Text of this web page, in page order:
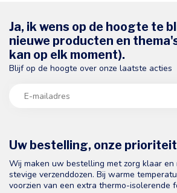
Uw bestelling, onze
Wij maken uw bestelling met zorg klaar en
stevige verzenddozen. Bij warme
voorzien van een extra thermo-isolerende
Ja, ik wens op de hoogte te
nieuwe producten en
kan op elk moment).
Blijf op de hoogte over onze laatste acties